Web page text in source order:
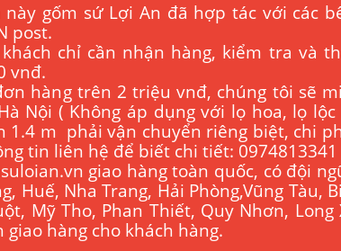
này gốm sứ Lợi An đã hợp tác với các
post.
chỉ cần nhận hàng, kiểm tra và
vnđ.
hàng trên 2 triệu vnđ, chúng tôi sẽ
Nội ( Không áp dụng với lọ hoa, lọ
1.4 m phải vận chuyển riêng biệt, chi
tin liên hệ để biết chi tiết: 0974813341
giao hàng toàn quốc, có đội
Huế, Nha Trang, Hải Phòng,Vũng Tàu,
Mỹ Tho, Phan Thiết, Quy Nhơn,
giao hàng cho khách hàng.